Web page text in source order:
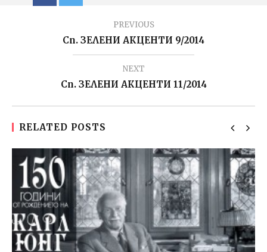
PREVIOUS
Сп. ЗЕЛЕНИ АКЦЕНТИ 9/2014
NEXT
Сп. ЗЕЛЕНИ АКЦЕНТИ 11/2014
RELATED POSTS